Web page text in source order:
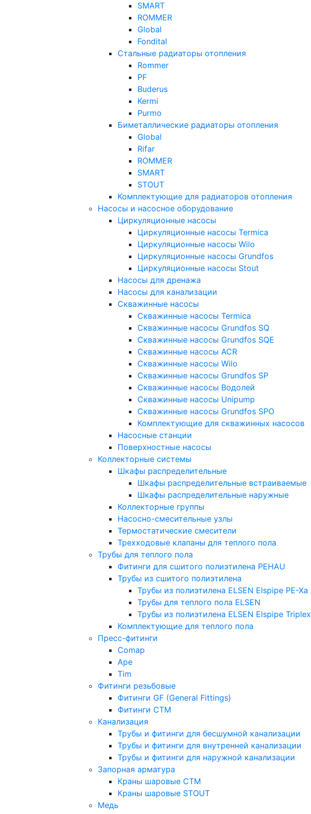
SMART
ROMMER
Global
Fondital
Стальные радиаторы отопления
Rommer
PF
Buderus
Kermi
Purmo
Биметаллические радиаторы отопления
Global
Rifar
ROMMER
SMART
STOUT
Комплектующие для радиаторов отопления
Насосы и насосное оборудование
Циркуляционные насосы
Циркуляционные насосы Termica
Циркуляционные насосы Wilo
Циркуляционные насосы Grundfos
Циркуляционные насосы Stout
Насосы для дренажа
Насосы для канализации
Скважинные насосы
Скважинные насосы Termica
Скважинные насосы Grundfos SQ
Скважинные насосы Grundfos SQE
Скважинные насосы ACR
Скважинные насосы Wilo
Скважинные насосы Grundfos SP
Скважинные насосы Водолей
Скважинные насосы Unipump
Скважинные насосы Grundfos SPO
Комплектующие для скважинных насосов
Насосные станции
Поверхностные насосы
Коллекторные системы
Шкафы распределительные
Шкафы распределительные встраиваемые
Шкафы распределительные наружные
Коллекторные группы
Насосно-смесительные узлы
Термостатические смесители
Трехходовые клапаны для теплого пола
Трубы для теплого пола
Фитинги для сшитого полиэтилена PEHAU
Трубы из сшитого полиэтилена
Трубы из полиэтилена ELSEN Elspipe PE-Xa
Трубы для теплого пола ELSEN
Трубы из полиэтилена ELSEN Elspipe Triplex
Комплектующие для теплого пола
Пресс-фитинги
Comap
Ape
Tim
Фитинги резьбовые
Фитинги GF (General Fittings)
Фитинги CTM
Канализация
Трубы и фитинги для бесшумной канализации
Трубы и фитинги для внутренней канализации
Трубы и фитинги для наружной канализации
Запорная арматура
Краны шаровые СТМ
Краны шаровые STOUT
Медь